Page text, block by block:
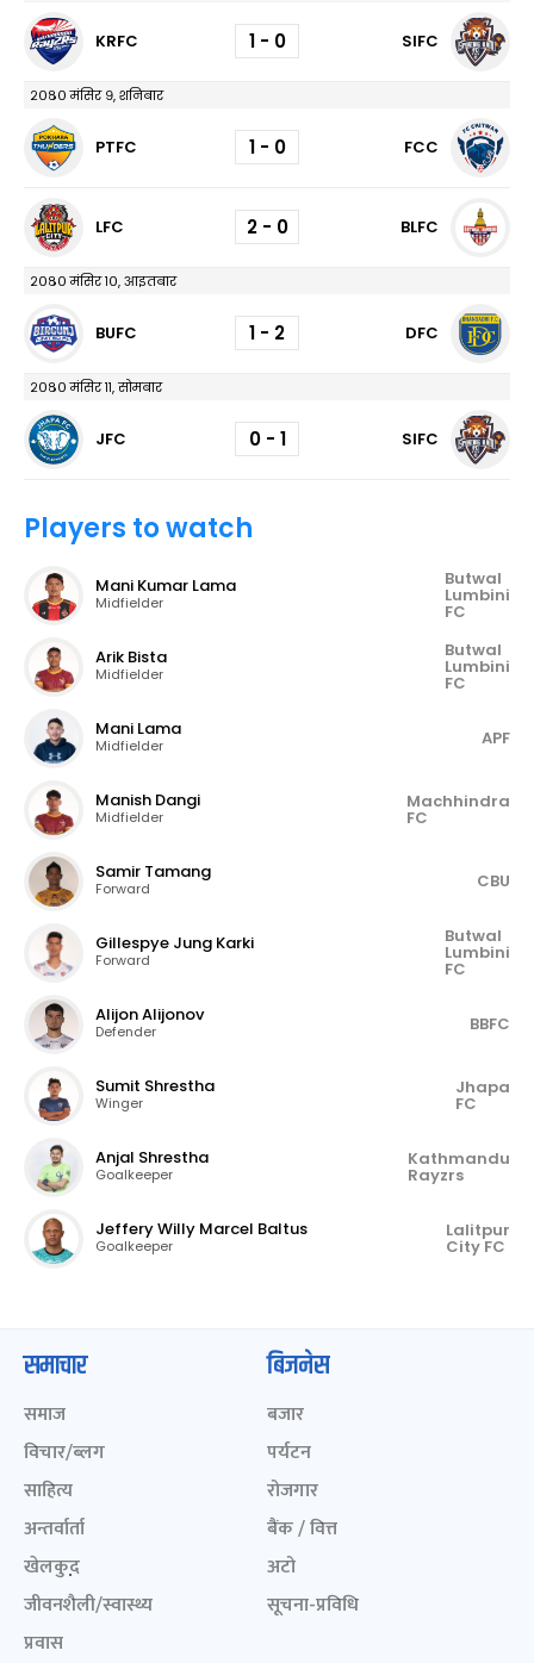
KRFC 1 - 0 SIFC
२०८० मंसिर ९, शनिबार
PTFC 1 - 0 FCC
LFC 2 - 0 BLFC
२०८० मंसिर १०, आइतबार
BUFC 1 - 2 DFC
२०८० मंसिर ११, सोमबार
JFC 0 - 1 SIFC
Players to watch
Mani Kumar Lama
Midfielder
Butwal
Lumbini
FC
Arik Bista
Midfielder
Butwal
Lumbini
FC
Mani Lama
Midfielder APF
Manish Dangi
Midfielder
Machhindra
FC
Samir Tamang
Forward CBU
Gillespye Jung Karki
Forward
Butwal
Lumbini
FC
Alijon Alijonov
Defender BBFC
Sumit Shrestha
Winger
Jhapa
FC
Anjal Shrestha
Goalkeeper
Kathmandu
Rayzrs
Jeffery Willy Marcel Baltus
Goalkeeper
Lalitpur
City FC
समाचार
समाज
विचार/ब्लग
साहित्य
अन्तर्वार्ता
खेलकुद़़
जीवनशैली/स्वास्थ्य
प्रवास
बिजनेस
बजार
पर्यटन
रोजगार
बैंक / वित्त
अटो
सूचना-प्रविधि